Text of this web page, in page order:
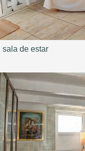
sala de estar